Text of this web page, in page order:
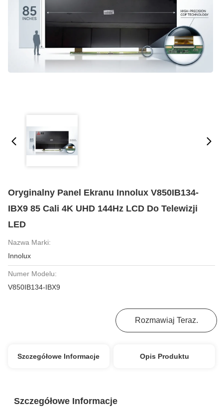
Oryginalny Panel Ekranu Innolux V850IB134-
IBX9 85 Cali 4K UHD 144Hz LCD Do Telewizji
LED
Nazwa Marki:
Innolux
Numer Modelu:
V850IB134-IBX9
Rozmawiaj Teraz.
Szczegółowe Informacje Opis Produktu
Szczegółowe Informacje